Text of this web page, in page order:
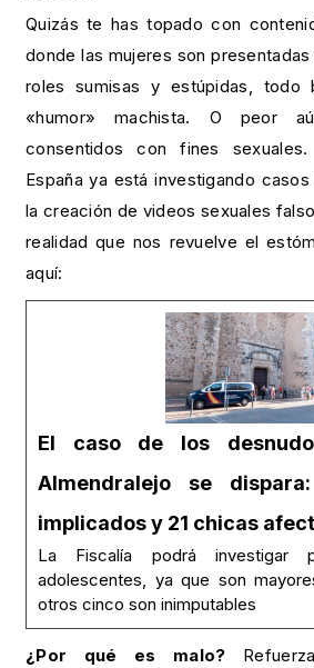
Quizás te has topado con
donde las mujeres son
roles sumisas y estúpidas, todo
«humor» machista. O peor
consentidos con fines
España ya está investigando
la creación de videos sexuales
realidad que nos revuelve el
aquí:
El caso de los
Almendralejo se
implicados y 21 chicas
La Fiscalía podrá investigar
adolescentes, ya que son
otros cinco son inimputables
¿Por qué es malo?